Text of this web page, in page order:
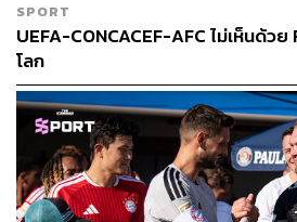
SPORT
UEFA-CONCACEF-AFC ไม่เห็นด้ว
โลก